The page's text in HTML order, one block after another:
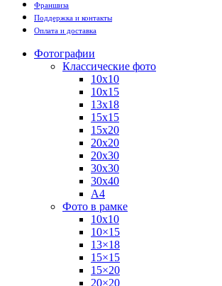
Франшиза
Поддержка и контакты
Оплата и доставка
Фотографии
Классические фото
10х10
10х15
13х18
15х15
15х20
20х20
20х30
30х30
30х40
А4
Фото в рамке
10х10
10×15
13×18
15×15
15×20
20×20